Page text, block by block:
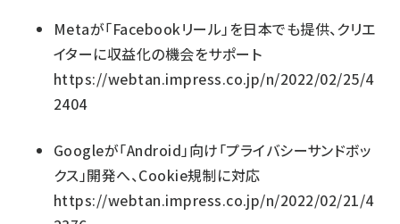
Metaが「Facebookリール」を日本でも提供、クリエ
イターに収益化の機会をサポート
https://webtan.impress.co.jp/n/2022/02/25/4
2404
Googleが「Android」向け「プライバシーサンドボッ
クス」開発へ、Cookie規制に対応
https://webtan.impress.co.jp/n/2022/02/21/4